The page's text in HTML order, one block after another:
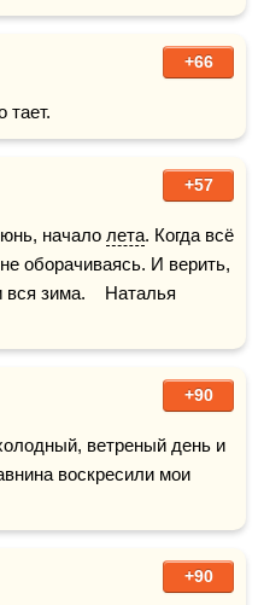
+66
тает.
+57
начало лета. Когда всё
оборачиваясь. И верить,
вся зима.    Наталья
+90
ветреный день и
+90